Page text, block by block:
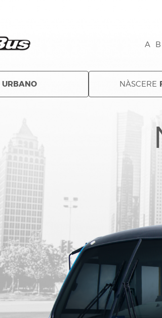
A
URBANO NÀSCERE